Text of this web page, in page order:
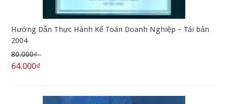
Hướng Dẫn Thực Hành Kế Toán Doanh Nghiệp – Tái bản
2004
80.000₫
64.000₫